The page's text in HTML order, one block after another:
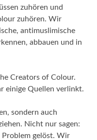
zuhören und
zuhören. Wir
antimuslimische
abbauen und in
Creators of Colour.
einige Quellen verlinkt.
sondern auch
Nicht nur sagen:
Problem gelöst. Wir